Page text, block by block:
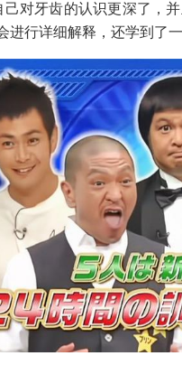
己对牙齿的认识更深了，
进行详细解释，还学到了